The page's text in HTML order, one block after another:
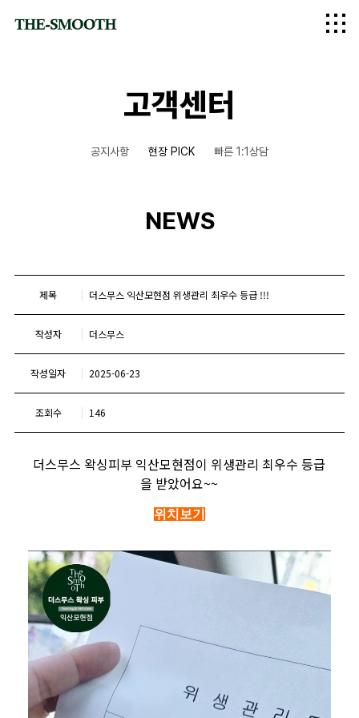
logo
고객센터
공지사항 현장 PICK 빠른 1:1상담
NEWS
제목 더스무스 익산모현점 위생관리 최우수 등급 !!!
작성자 더스무스
작성일자 2025-06-23
조회수 146
더스무스 왁싱피부 익산모현점이 위생관리 최우수 등급
을 받았어요~~
위치보기